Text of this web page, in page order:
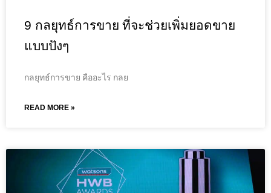
9 กลยุทธ์การขาย ที่จะช่วยเพิ่มยอดขาย
แบบปังๆ
กลยุทธ์การขาย คืออะไร กลย
READ MORE »